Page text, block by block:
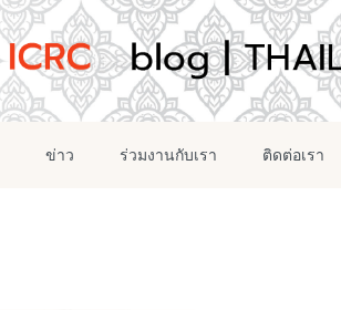
ข่าว ร่วมงานกับเรา ติดต่อเรา